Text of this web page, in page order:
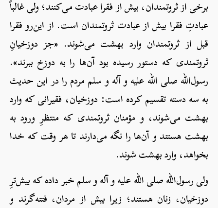
برخی از ثروتمندان، بیش از فقرا عبادت می‌کنند؛ ولی غالباً
عبادتِ فقرا بیش از عبادت ثروتمندان است. از این‌رو فقرا
قبل از ثروتمندان وارد بهشت می‌شوند. «جز دوزخیانِ
ثروتمندی که دستور رسیده بود آن‌ها را به دوزخ ببرند».
رسول‌الله صلی الله علیه و آله و سلم مردم را در این حدیث
به سه دسته تقسیم کرده است: دوزخیان، فقیرانی که وارد
بهشت می‌شوند، و مؤمنان ثروتمندی که منتظرِ ورود به
بهشت هستند و آن‌ها را نگه می‌دارند تا هر وقت که خدا
بخواهد، وارد بهشت شوند.
ولی رسول‌الله صلی الله علیه و آله و سلم خبر داده که بیش‌ترِ
دوزخیان، زنان هستند؛ زیرا بیش‌ از مردان، فتنه‌گرند و